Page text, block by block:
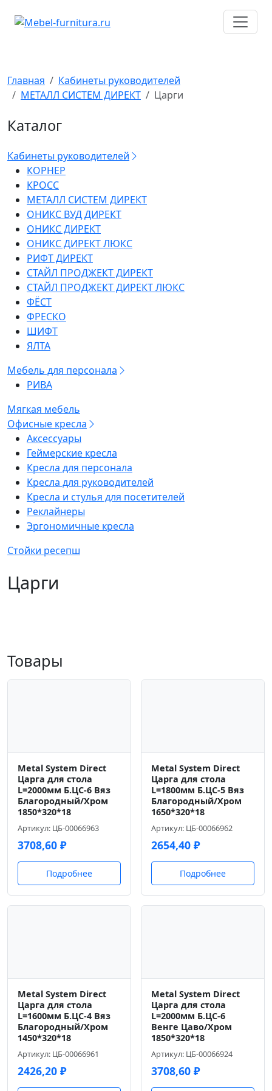
Главная
Кабинеты руководителей
МЕТАЛЛ СИСТЕМ ДИРЕКТ
Царги
Каталог
Кабинеты руководителей
КОРНЕР
КРОСС
МЕТАЛЛ СИСТЕМ ДИРЕКТ
ОНИКС ВУД ДИРЕКТ
ОНИКС ДИРЕКТ
ОНИКС ДИРЕКТ ЛЮКС
РИФТ ДИРЕКТ
СТАЙЛ ПРОДЖЕКТ ДИРЕКТ
СТАЙЛ ПРОДЖЕКТ ДИРЕКТ ЛЮКС
ФЁСТ
ФРЕСКО
ШИФТ
ЯЛТА
Мебель для персонала
РИВА
Мягкая мебель
Офисные кресла
Аксессуары
Геймерские кресла
Кресла для персонала
Кресла для руководителей
Кресла и стулья для посетителей
Реклайнеры
Эргономичные кресла
Стойки ресепш
Царги
Товары
Metal System Direct
Царга для стола
L=2000мм Б.ЦС-6 Вяз
Благородный/Хром
1850*320*18
Артикул: ЦБ-00066963
3708,60 ₽
Подробнее
Metal System Direct
Царга для стола
L=1800мм Б.ЦС-5 Вяз
Благородный/Хром
1650*320*18
Артикул: ЦБ-00066962
2654,40 ₽
Подробнее
Metal System Direct
Царга для стола
L=1600мм Б.ЦС-4 Вяз
Благородный/Хром
1450*320*18
Артикул: ЦБ-00066961
2426,20 ₽
Metal System Direct
Царга для стола
L=2000мм Б.ЦС-6
Венге Цаво/Хром
1850*320*18
Артикул: ЦБ-00066924
3708,60 ₽